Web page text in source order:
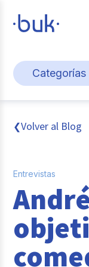
Categorías
Cultura y
Gestión de
Pago de
Buk
❮Volver al Blog
Entrevistas